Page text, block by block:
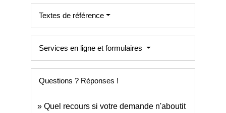
Textes de référence
Services en ligne et formulaires
Questions ? Réponses !
Quel recours si votre demande n'aboutit